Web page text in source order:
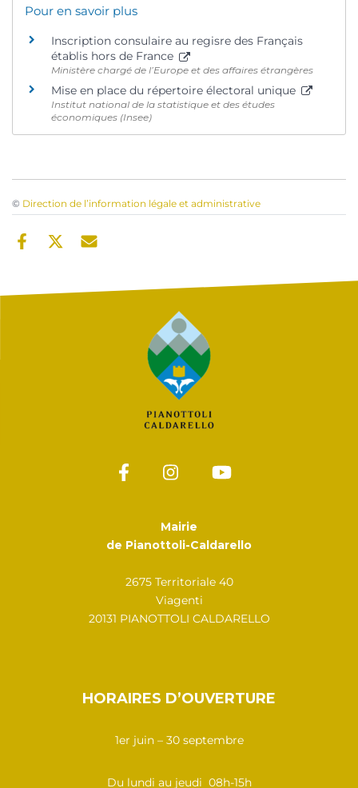
Pour en savoir plus
Inscription consulaire au regisre des Français
établis hors de France
Ministère chargé de l’Europe et des affaires étrangères
Mise en place du répertoire électoral unique
Institut national de la statistique et des études
économiques (Insee)
© Direction de l’information légale et administrative
Mairie
de Pianottoli-Caldarello
2675 Territoriale 40
Viagenti
20131 PIANOTTOLI CALDARELLO
HORAIRES D’OUVERTURE
1er juin – 30 septembre
Du lundi au jeudi 08h-15h